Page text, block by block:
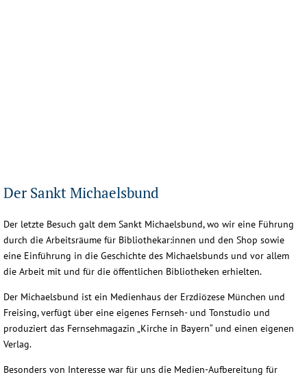
Der Sankt Michaelsbund
Der letzte Besuch galt dem Sankt Michaelsbund, wo wir eine Führung
durch die Arbeitsräume für Bibliothekar:innen und den Shop sowie
eine Einführung in die Geschichte des Michaelsbunds und vor allem
die Arbeit mit und für die öffentlichen Bibliotheken erhielten.
Der Michaelsbund ist ein Medienhaus der Erzdiözese München und
Freising, verfügt über eine eigenes Fernseh- und Tonstudio und
produziert das Fernsehmagazin „Kirche in Bayern“ und einen eigenen
Verlag.
Besonders von Interesse war für uns die Medien-Aufbereitung für